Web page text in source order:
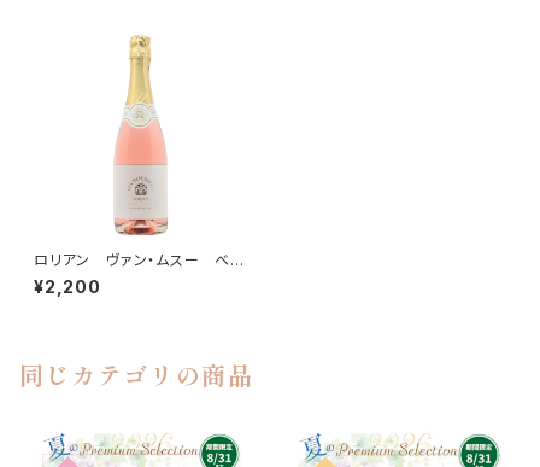
ロリアン ヴァン・ムスー ベー
リーＡ ロゼ（Vin Mousseux)
¥2,200
同じカテゴリの商品